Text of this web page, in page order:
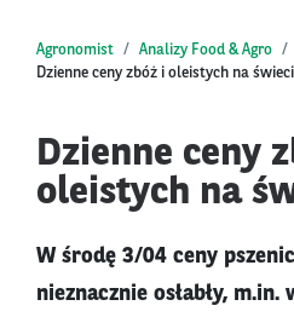
Agronomist Analizy Food & Agro
Dzienne ceny zbóż i oleistych na
Dzienne ceny
oleistych na
W środę 3/04 ceny
nieznacznie osłabły,